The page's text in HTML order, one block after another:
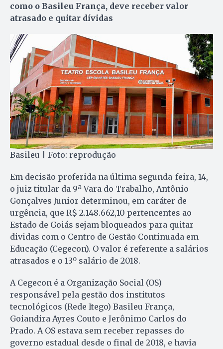
como o Basileu França, deve receber valor
atrasado e quitar dívidas
Basileu | Foto: reprodução
Em decisão proferida na última segunda-feira, 14,
o juiz titular da 9ª Vara do Trabalho, Antônio
Gonçalves Junior determinou, em caráter de
urgência, que R$ 2.148.662,10 pertencentes ao
Estado de Goiás sejam bloqueados para quitar
dividas com o Centro de Gestão Continuada em
Educação (Cegecon). O valor é referente a salários
atrasados e o 13º salário de 2018.
A Cegecon é a Organização Social (OS)
responsável pela gestão dos institutos
tecnológicos (Rede Itego) Basileu França,
Goiandira Ayres Couto e Jerônimo Carlos do
Prado. A OS estava sem receber repasses do
governo estadual desde o final de 2018, e havia